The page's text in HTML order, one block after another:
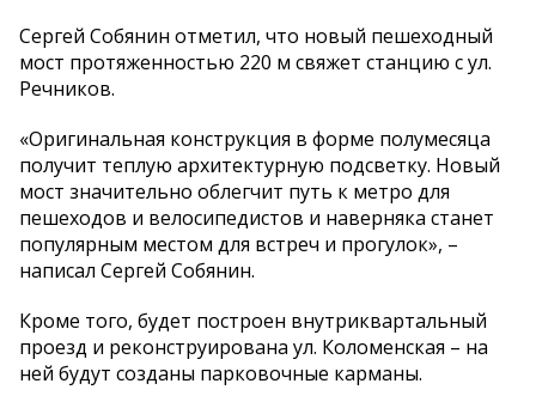
Сергей Собянин отметил, что новый пешеходный
мост протяженностью 220 м свяжет станцию с ул.
Речников.
«Оригинальная конструкция в форме полумесяца
получит теплую архитектурную подсветку. Новый
мост значительно облегчит путь к метро для
пешеходов и велосипедистов и наверняка станет
популярным местом для встреч и прогулок», –
написал Сергей Собянин.
Кроме того, будет построен внутриквартальный
проезд и реконструирована ул. Коломенская – на
ней будут созданы парковочные карманы.